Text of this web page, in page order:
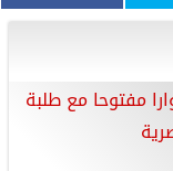
مفتوحا مع طلبة